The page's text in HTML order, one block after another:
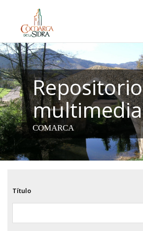
contenido
principal
Repositorio
multimedia
COMARCA
Título